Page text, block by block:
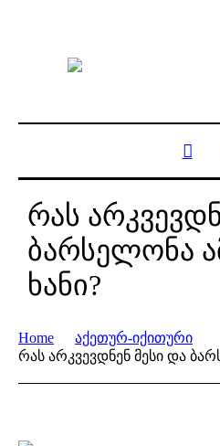
რას
ბარსელონა
ხანი?
Home
აქეთურ-იქითური
რას არკვევდნენ მესი და